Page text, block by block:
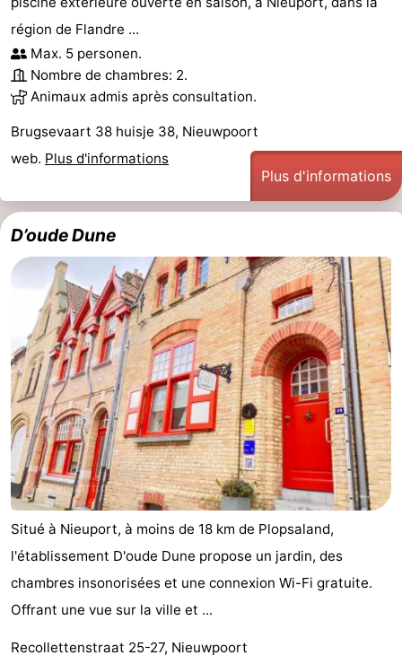
région de Flandre ...
Max. 5 personen.
Nombre de chambres: 2.
Animaux admis après consultation.
Brugsevaart 38 huisje 38, Nieuwpoort
web. Plus d'informations
Plus d'informations
D’oude Dune
Situé à Nieuport, à moins de 18 km de Plopsaland,
l'établissement D'oude Dune propose un jardin, des
chambres insonorisées et une connexion Wi-Fi gratuite.
Offrant une vue sur la ville et ...
Recollettenstraat 25-27, Nieuwpoort